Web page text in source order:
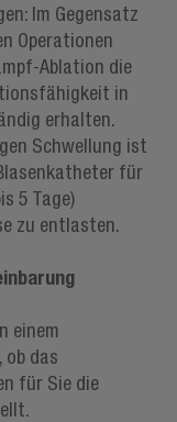
Im Gegensatz
Operationen
Ablation die
in
erhalten.
Schwellung ist
für
5 Tage)
zu entlasten.
einem
ob das
für Sie die